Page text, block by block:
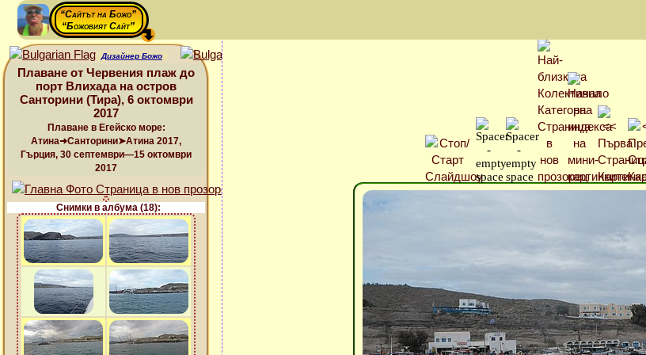
“Сайтът на Божо”
“Божовият Сайт”
Дизайнер Божо
Плаване от Червения плаж до
порт Влихада на остров
Санторини (Тира), 6 октомври
2017
Плаване в Егейско море:
Атина➜Санторини➤Атина 2017,
Гърция, 30 септември—15 октомври
2017
Снимки в албума (18):